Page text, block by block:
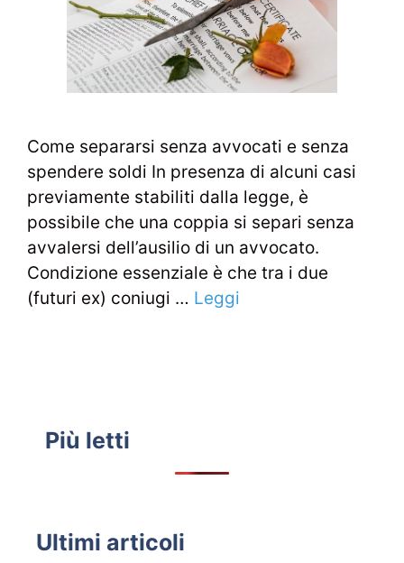
Come separarsi senza avvocati e senza
spendere soldi In presenza di alcuni casi
previamente stabiliti dalla legge, è
possibile che una coppia si separi senza
avvalersi dell’ausilio di un avvocato.
Condizione essenziale è che tra i due
(futuri ex) coniugi … Leggi
Più letti
Ultimi articoli